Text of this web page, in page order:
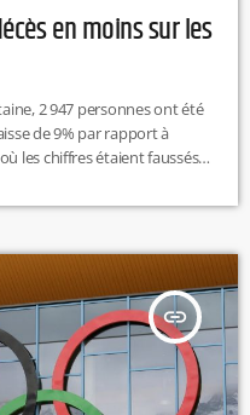
en moins sur les
2 947 personnes ont été
de 9% par rapport à
les chiffres étaient faussés à
de décès sur les routes
insert_link